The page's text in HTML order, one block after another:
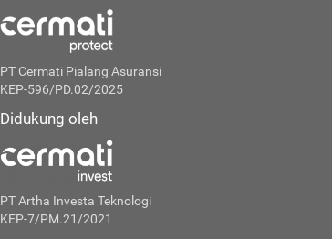
PT Cermati Pialang Asuransi
KEP-596/PD.02/2025
Didukung oleh
PT Artha Investa Teknologi
KEP-7/PM.21/2021